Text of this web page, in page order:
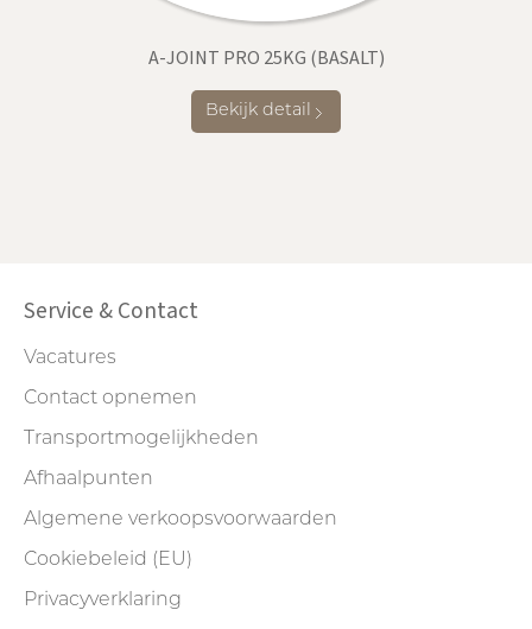
A-JOINT PRO 25KG (BASALT)
Bekijk detail
Service & Contact
Vacatures
Contact opnemen
Transportmogelijkheden
Afhaalpunten
Algemene verkoopsvoorwaarden
Cookiebeleid (EU)
Privacyverklaring